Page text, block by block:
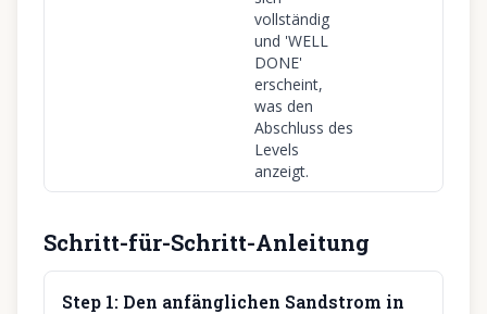
vollständig
und 'WELL
DONE'
erscheint,
was den
Abschluss des
Levels
anzeigt.
Schritt-für-Schritt-Anleitung
Step 1: Den anfänglichen Sandstrom in